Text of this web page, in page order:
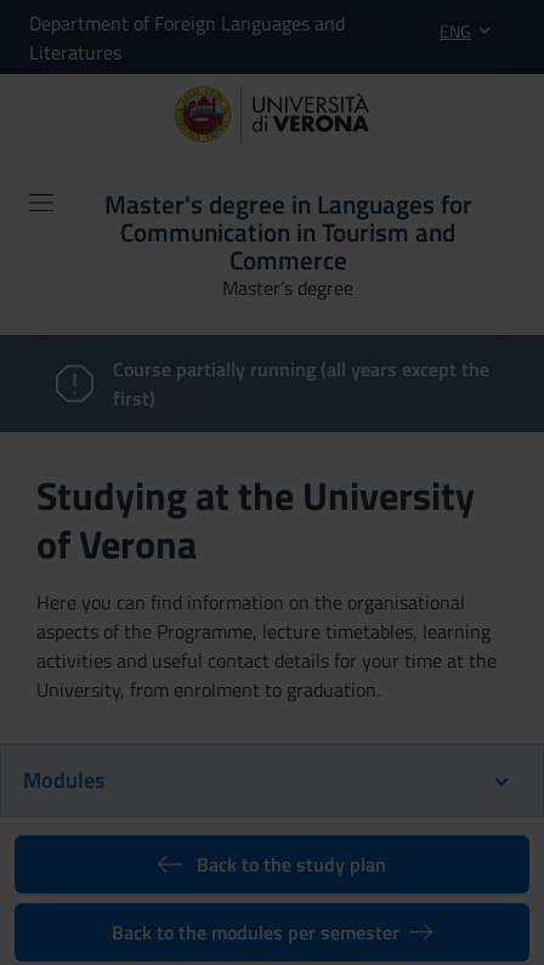
Department of Foreign Languages and
Literatures
ENG
Master's degree in Languages for
Communication in Tourism and
Commerce
Master’s degree
Course partially running (all years except the
first)
Studying at the University
of Verona
Here you can find information on the organisational
aspects of the Programme, lecture timetables, learning
activities and useful contact details for your time at the
University, from enrolment to graduation.
Modules
Back to the study plan
Back to the modules per semester